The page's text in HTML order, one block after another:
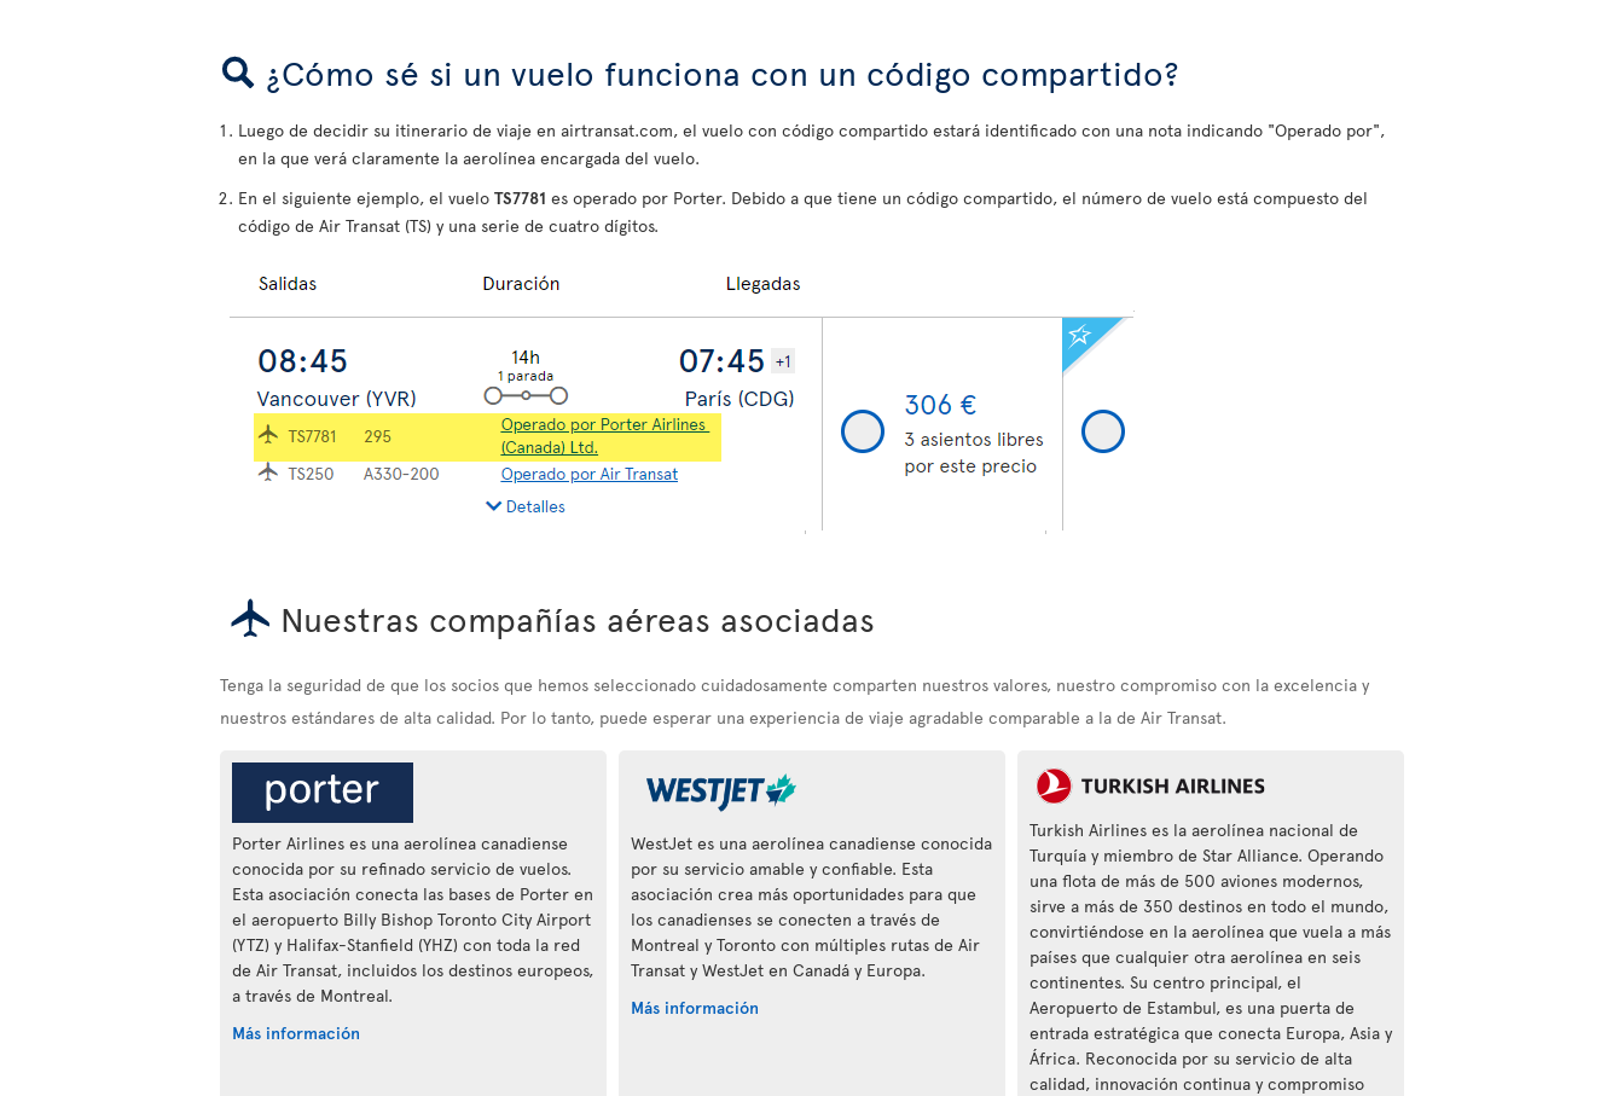
¿Cómo sé si un vuelo funciona con un código compartido?
Luego de decidir su itinerario de viaje en airtransat.com, el vuelo con código compartido estará identificado con una nota indicando "Operado por",
en la que verá claramente la aerolínea encargada del vuelo.
En el siguiente ejemplo, el vuelo TS7781 es operado por Porter. Debido a que tiene un código compartido, el número de vuelo está compuesto del
código de Air Transat (TS) y una serie de cuatro dígitos.
Nuestras compañías aéreas asociadas
Tenga la seguridad de que los socios que hemos seleccionado cuidadosamente comparten nuestros valores, nuestro compromiso con la excelencia y
nuestros estándares de alta calidad. Por lo tanto, puede esperar una experiencia de viaje agradable comparable a la de Air Transat.
Porter Airlines es una aerolínea canadiense
conocida por su refinado servicio de vuelos.
Esta asociación conecta las bases de Porter en
el aeropuerto Billy Bishop Toronto City Airport
(YTZ) y Halifax-Stanfield (YHZ) con toda la red
de Air Transat, incluidos los destinos europeos,
a través de Montreal.
Más información
WestJet es una aerolínea canadiense conocida
por su servicio amable y confiable. Esta
asociación crea más oportunidades para que
los canadienses se conecten a través de
Montreal y Toronto con múltiples rutas de Air
Transat y WestJet en Canadá y Europa.
Más información
Turkish Airlines es la aerolínea nacional de
Turquía y miembro de Star Alliance. Operando
una flota de más de 500 aviones modernos,
sirve a más de 350 destinos en todo el mundo,
convirtiéndose en la aerolínea que vuela a más
países que cualquier otra aerolínea en seis
continentes. Su centro principal, el
Aeropuerto de Estambul, es una puerta de
entrada estratégica que conecta Europa, Asia y
África. Reconocida por su servicio de alta
calidad, innovación continua y compromiso